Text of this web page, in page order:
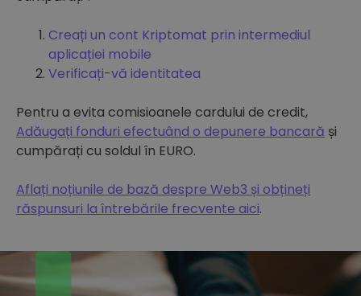
Creați un cont Kriptomat prin intermediul
aplicației mobile
Verificați-vă identitatea
Pentru a evita comisioanele cardului de credit,
Adăugați fonduri efectuând o depunere bancară și
cumpărați cu soldul în EURO.
Aflați noțiunile de bază despre Web3 și obțineți
răspunsuri la întrebările frecvente aici.